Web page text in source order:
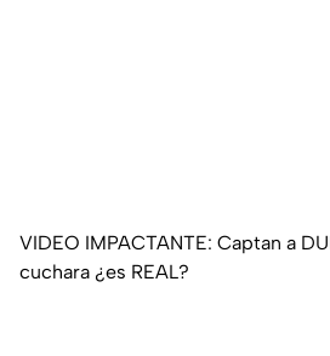
VIDEO IMPACTANTE: Captan a
cuchara ¿es REAL?